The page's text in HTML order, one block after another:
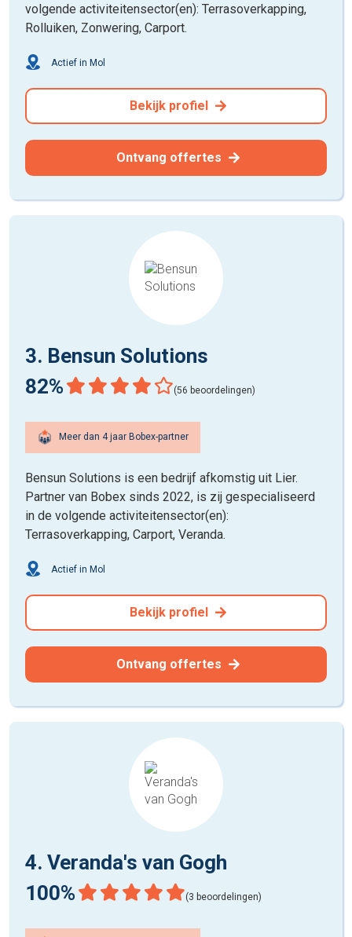
volgende activiteitensector(en): Terrasoverkapping,
Rolluiken, Zonwering, Carport.
Actief in Mol
Bekijk profiel
Ontvang offertes
3. Bensun Solutions
82%
(56 beoordelingen)
Meer dan 4 jaar Bobex-partner
Bensun Solutions is een bedrijf afkomstig uit Lier.
Partner van Bobex sinds 2022, is zij gespecialiseerd
in de volgende activiteitensector(en):
Terrasoverkapping, Carport, Veranda.
Actief in Mol
Bekijk profiel
Ontvang offertes
4. Veranda's van Gogh
100%
(3 beoordelingen)